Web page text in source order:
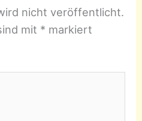
nicht veröffentlicht.
mit * markiert